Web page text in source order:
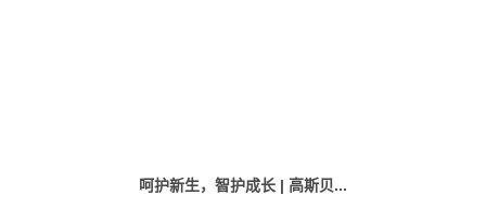
呵护新生，智护成长 | 高斯贝...